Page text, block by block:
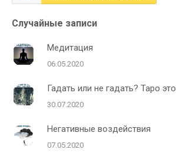
Случайные записи
Медитация
06.05.2020
Гадать или не гадать? Таро
30.07.2020
Негативные воздействия
07.05.2020